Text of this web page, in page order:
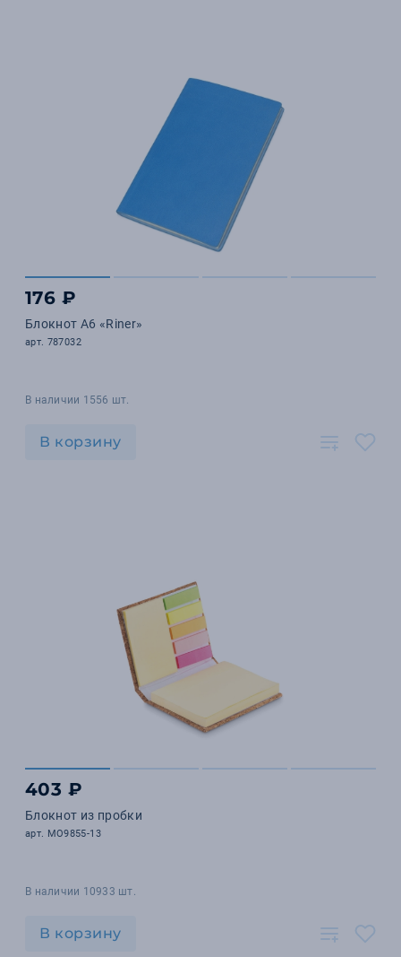
176 ₽
Блокнот А6 «Riner»
арт. 787032
В наличии 1556 шт.
В корзину
403 ₽
Блокнот из пробки
арт. MO9855-13
В наличии 10933 шт.
В корзину